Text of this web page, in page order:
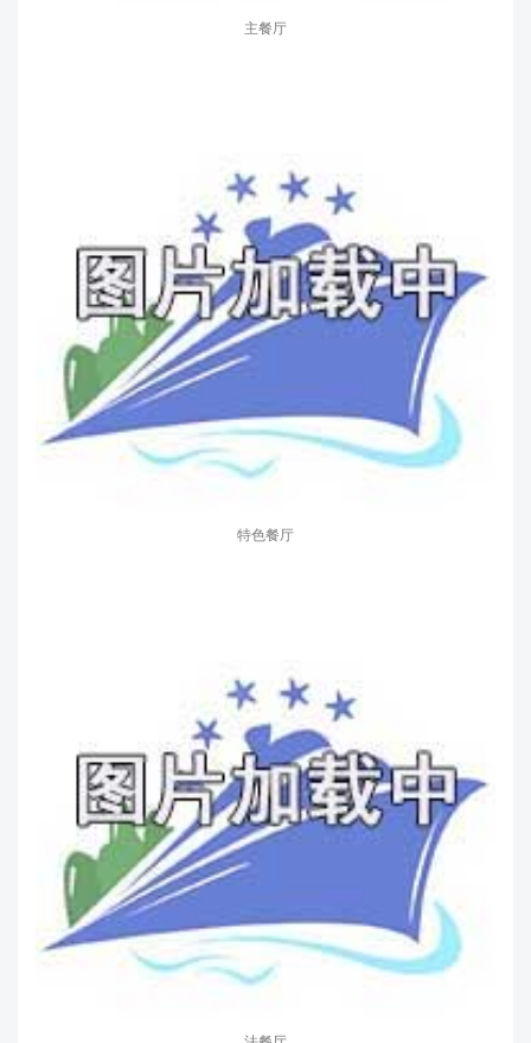
主餐厅
特色酒吧
特色酒吧
特色酒吧
特别提醒：
上述图文、视频中的介绍仅作参考，因邮轮不定期改
造，其参数、风格、餐饮、设施、活动、服务项目等可能发生改变
或取消，以实际情况为准。
海洋邮轮订票电话：023-88721886
Copyright © 邮轮旅游预订中心